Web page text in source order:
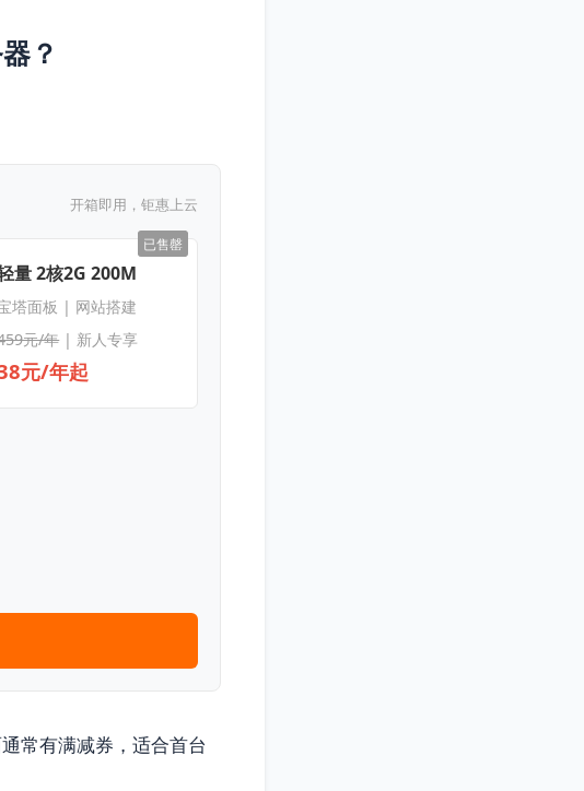
？
开箱即用，钜惠上云
已售罄
量 2核2G 200M
塔面板 | 网站搭建
元/年| 新人专享
元/年起
常有满减券，适合首台